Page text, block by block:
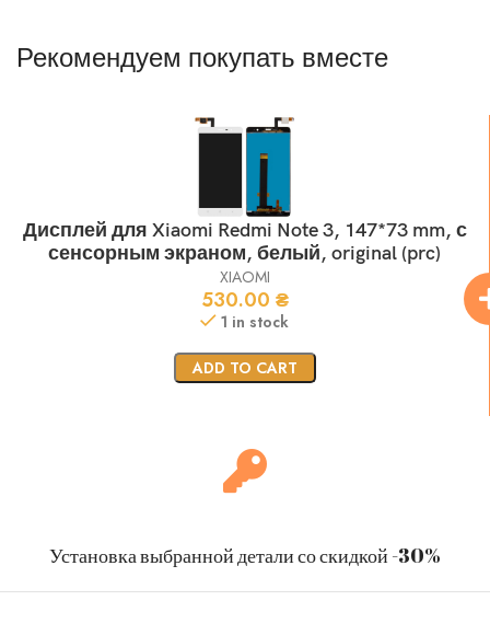
Рекомендуем покупать вместе
Дисплей для Xiaomi Redmi Note 3, 147*73 mm, с
сенсорным экраном, белый, original (prc)
XIAOMI
530.00 ₴
1 in stock
ADD TO CART
Установка выбранной детали со скидкой -30%